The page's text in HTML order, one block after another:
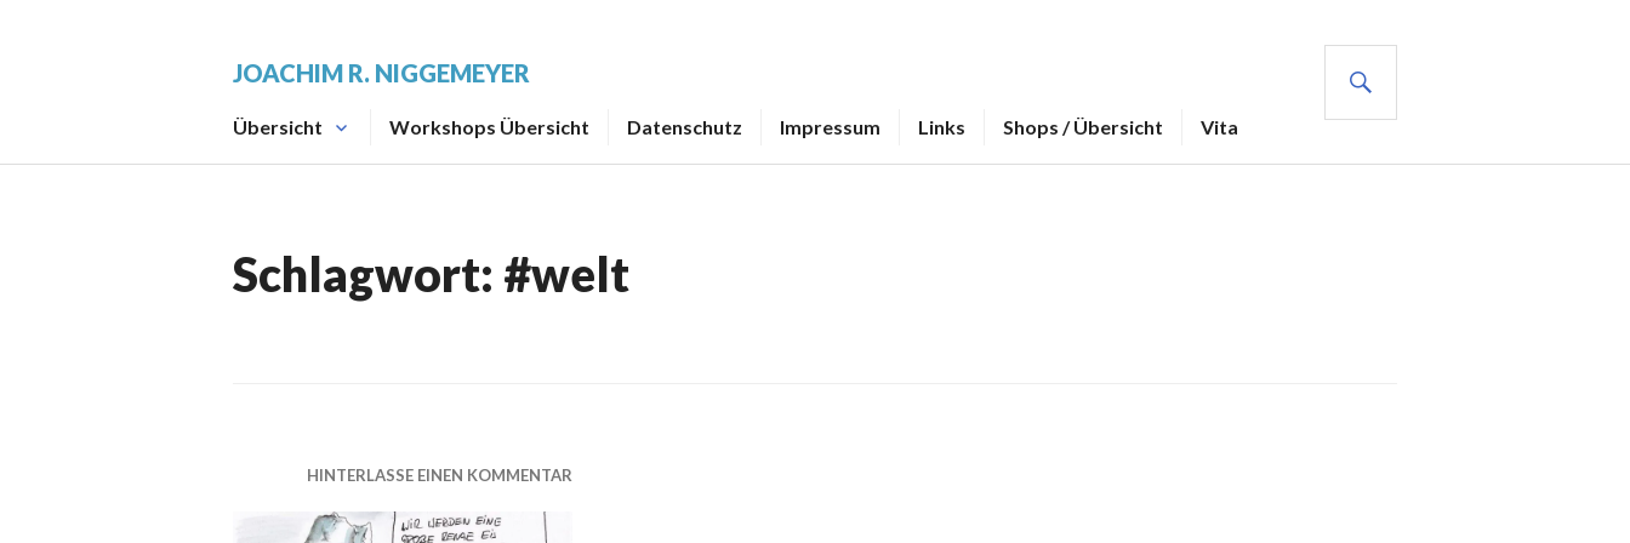
JOACHIM R. NIGGEMEYER
Übersicht Workshops Übersicht Datenschutz Impressum Links Shops / Übersicht Vita
Schlagwort: #welt
HINTERLASSE EINEN KOMMENTAR